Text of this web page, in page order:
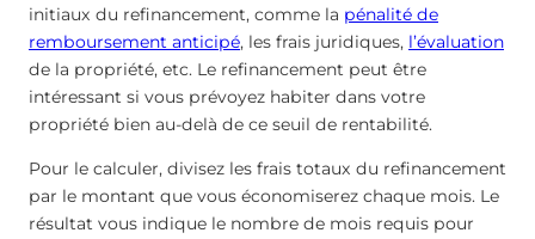
initiaux du refinancement, comme la pénalité de
remboursement anticipé, les frais juridiques, l’évaluation
de la propriété, etc. Le refinancement peut être
intéressant si vous prévoyez habiter dans votre
propriété bien au-delà de ce seuil de rentabilité.
Pour le calculer, divisez les frais totaux du refinancement
par le montant que vous économiserez chaque mois. Le
résultat vous indique le nombre de mois requis pour